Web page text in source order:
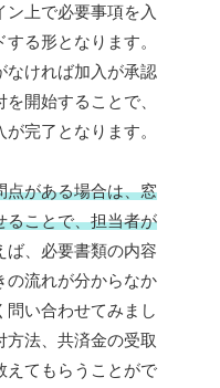
ン上で必要事項を入
る形となります。
なければ加入が承認
開始することで、
完了となります。
点がある場合は、窓
ることで、担当者が
ば、必要書類の内容
の流れが分からなか
問い合わせてみまし
方法、共済金の受取
えてもらうことがで